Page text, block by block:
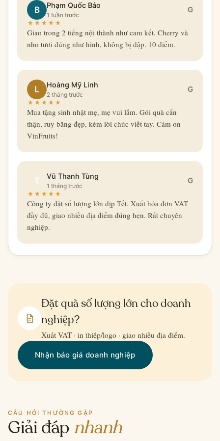
B Phạm Quốc Bảo
1 tuần trước
G
Giao trong 2 tiếng nội thành như cam kết. Cherry và
nho tươi đúng như hình, không bị dập. 10 điểm.
L Hoàng Mỹ Linh
2 tháng trước
G
Mua tặng sinh nhật mẹ, mẹ vui lắm. Gói quà cẩn
thận, ruy băng đẹp, kèm lời chúc viết tay. Cảm ơn
VinFruits!
T Vũ Thanh Tùng
1 tháng trước
G
Công ty đặt số lượng lớn dịp Tết. Xuất hóa đơn VAT
đầy đủ, giao nhiều địa điểm đúng hẹn. Rất chuyên
nghiệp.
Đặt quà số lượng lớn cho doanh
nghiệp?
Xuất VAT · in thiệp/logo · giao nhiều địa điểm.
Nhận báo giá doanh nghiệp
CÂU HỎI THƯỜNG GẶP
Giải đápnhanh